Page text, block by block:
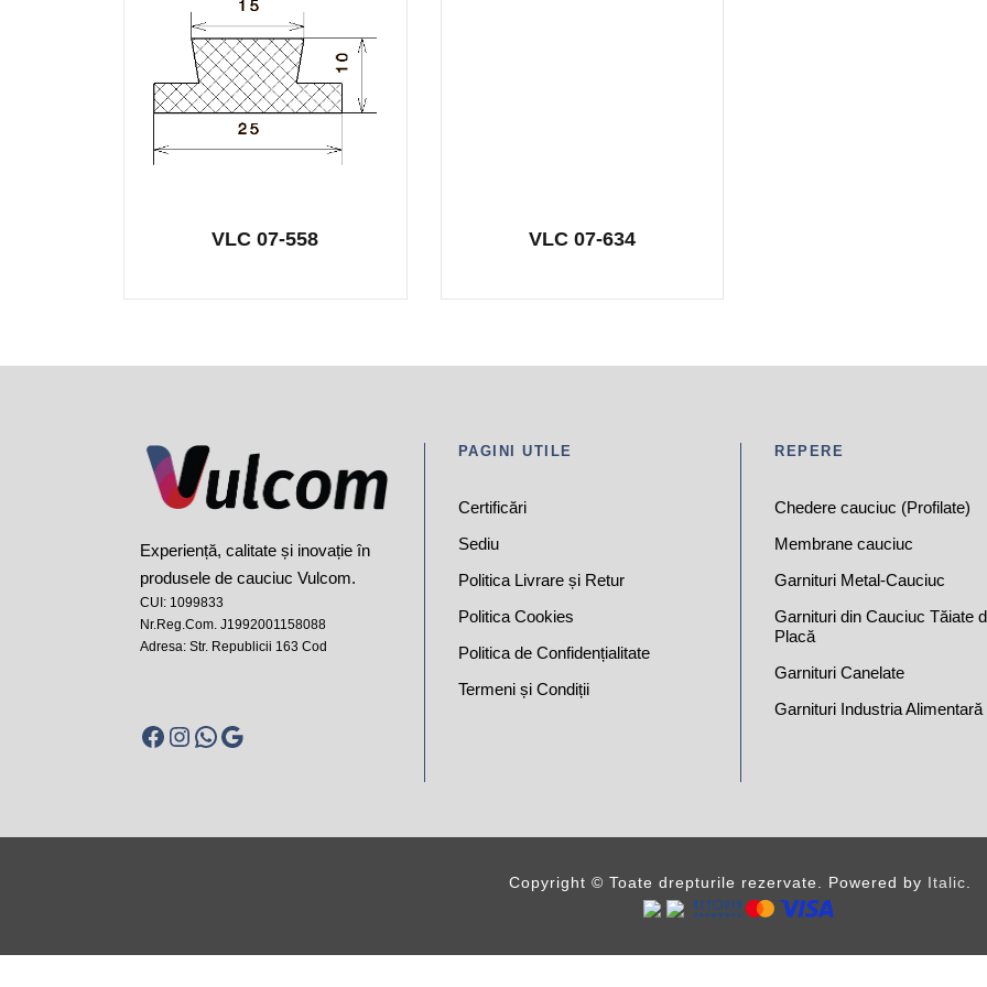
VLC 07-558 VLC 07-634
Experiență, calitate și inovație în
produsele de cauciuc Vulcom.
CUI: 1099833
Nr.Reg.Com. J1992001158088
Adresa: Str. Republicii 163 Cod
Facebook Instagram WhatsApp Google
PAGINI UTILE
Certificări
Sediu
Politica Livrare și Retur
Politica Cookies
Politica de Confidențialitate
Termeni și Condiții
REPERE
Chedere cauciuc (Profilate)
Membrane cauciuc
Garnituri Metal-Cauciuc
Garnituri din Cauciuc Tăiate
Placă
Garnituri Canelate
Garnituri Industria Alimentară
Copyright © Toate drepturile rezervate. Powered by Italic